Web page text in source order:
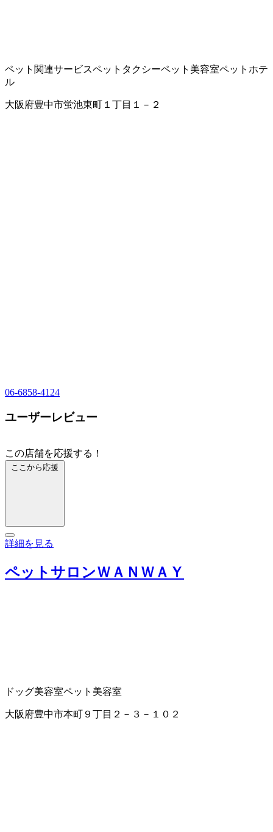
ペット関連サービスペットタクシーペット美容室ペットホテ
ル
大阪府豊中市蛍池東町１丁目１－２
06-6858-4124
ユーザーレビュー
この店舗を応援する！
ここから応援
詳細を見る
ペットサロンＷＡＮＷＡＹ
ドッグ美容室ペット美容室
大阪府豊中市本町９丁目２－３－１０２